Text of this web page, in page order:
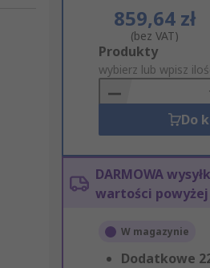
859,64 zł
(bez VAT)
Add
to
Basket
Produkty
wybierz lub wpisz
Do
DARMOWA
wartości powyżej
W magazynie
Dodatkowe